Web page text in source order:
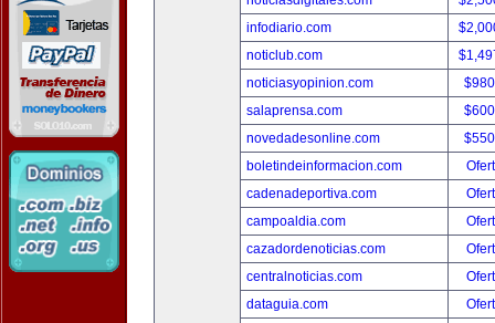
infodiario.com
noticlub.com
noticiasyopinion.com
salaprensa.com
novedadesonline.com
boletindeinformacion.com
cadenadeportiva.com
campoaldia.com
cazadordenoticias.com
centralnoticias.com
dataguia.com